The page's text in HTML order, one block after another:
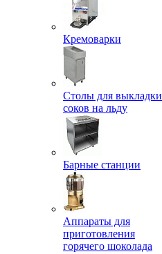
Кремоварки
Столы для выкладки
соков на льду
Барные станции
Аппараты для
приготовления
горячего шоколада